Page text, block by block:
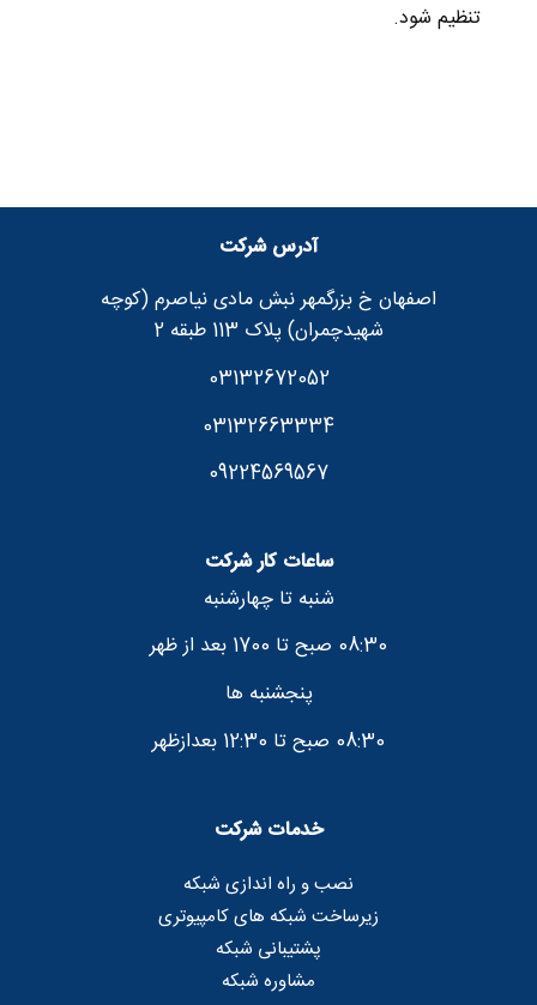
تنظیم شود.
آدرس شرکت
اصفهان خ بزرگمهر نبش مادی نیاصرم (کوچه
شهیدچمران) پلاک 113 طبقه 2
03132672052
03132663334
09224569567
ساعات کار شرکت
شنبه تا چهارشنبه
08:30 صبح تا 1700 بعد از ظهر
پنجشنبه ها
08:30 صبح تا 12:30 بعدازظهر
خدمات شرکت
نصب و راه اندازی شبکه
زیرساخت شبکه های کامپیوتری
پشتیبانی شبکه
مشاوره شبکه